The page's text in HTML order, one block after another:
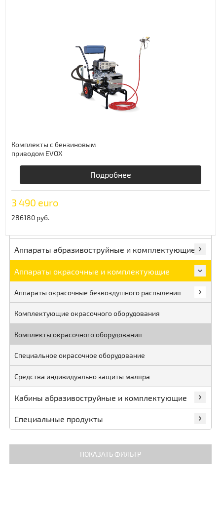
Производство сжатого воздуха
Подготовка сжатого воздуха
Сверление металла
Аппараты абразивоструйные и комплектующие
Аппараты окрасочные и комплектующие
Аппараты окрасочные безвоздушного распыления
Комплектующие окрасочного оборудования
Комплекты окрасочного оборудования
Специальное окрасочное оборудование
Средства индивидуально защиты маляра
Кабины абразивоструйные и комплектующие
Специальные продукты
ПОКАЗАТЬ ФИЛЬТР
Комплекты с бензиновым
приводом EVOX
Подробнее
3 490 euro
286180 руб.